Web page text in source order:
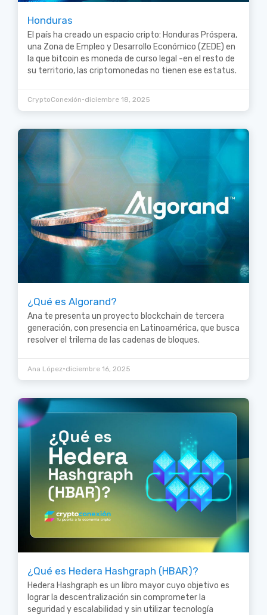
Honduras
El país ha creado un espacio cripto: Honduras Próspera,
una Zona de Empleo y Desarrollo Económico (ZEDE) en
la que bitcoin es moneda de curso legal -en el resto de
su territorio, las criptomonedas no tienen ese estatus.
CryptoConexión•diciembre 18, 2025
¿Qué es Algorand?
Ana te presenta un proyecto blockchain de tercera
generación, con presencia en Latinoamérica, que busca
resolver el trilema de las cadenas de bloques.
Ana López•diciembre 16, 2025
¿Qué es Hedera Hashgraph (HBAR)?
Hedera Hashgraph es un libro mayor cuyo objetivo es
lograr la descentralización sin comprometer la
seguridad y escalabilidad y sin utilizar tecnología